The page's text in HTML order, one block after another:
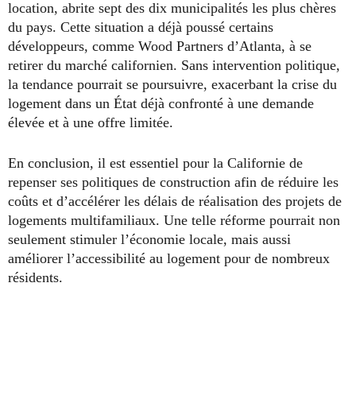
location, abrite sept des dix municipalités les plus chères
du pays. Cette situation a déjà poussé certains
développeurs, comme Wood Partners d’Atlanta, à se
retirer du marché californien. Sans intervention politique,
la tendance pourrait se poursuivre, exacerbant la crise du
logement dans un État déjà confronté à une demande
élevée et à une offre limitée.
En conclusion, il est essentiel pour la Californie de
repenser ses politiques de construction afin de réduire les
coûts et d’accélérer les délais de réalisation des projets de
logements multifamiliaux. Une telle réforme pourrait non
seulement stimuler l’économie locale, mais aussi
améliorer l’accessibilité au logement pour de nombreux
résidents.